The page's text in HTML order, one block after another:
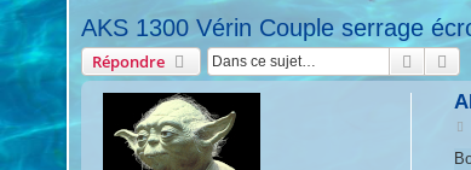
AKS 1300 Vérin Couple serrage
Répondre